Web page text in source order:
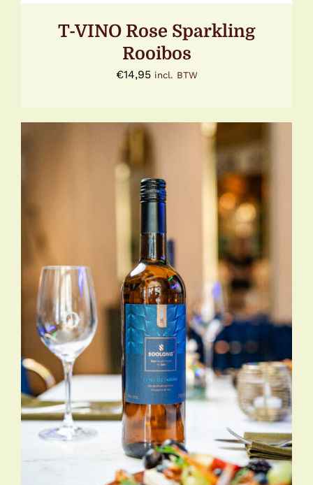
T-VINO Rose Sparkling
Rooibos
€14,95 incl. BTW
TOEVOEGEN AAN WINKELWAGEN
/
DETAILS